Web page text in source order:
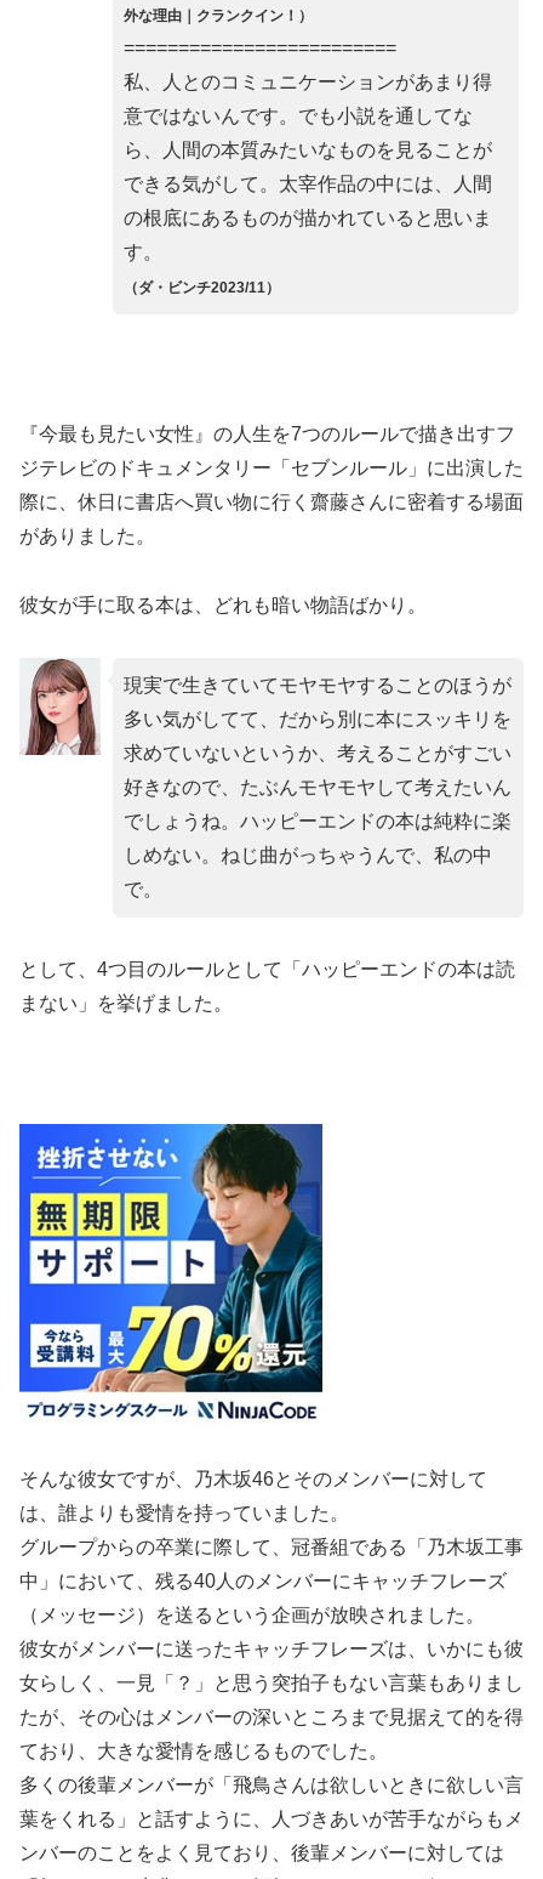
外な理由｜クランクイン！）
=========================
私、人とのコミュニケーションがあまり得
意ではないんです。でも小説を通してな
ら、人間の本質みたいなものを見ることが
できる気がして。太宰作品の中には、人間
の根底にあるものが描かれていると思いま
す。
（ダ・ビンチ2023/11）
『今最も見たい女性』の人生を7つのルールで描き出すフ
ジテレビのドキュメンタリー「セブンルール」に出演した
際に、休日に書店へ買い物に行く齋藤さんに密着する場面
がありました。
彼女が手に取る本は、どれも暗い物語ばかり。
現実で生きていてモヤモヤすることのほうが
多い気がしてて、だから別に本にスッキリを
求めていないというか、考えることがすごい
好きなので、たぶんモヤモヤして考えたいん
でしょうね。ハッピーエンドの本は純粋に楽
しめない。ねじ曲がっちゃうんで、私の中
で。
として、4つ目のルールとして「ハッピーエンドの本は読
まない」を挙げました。
そんな彼女ですが、乃木坂46とそのメンバーに対して
は、誰よりも愛情を持っていました。
グループからの卒業に際して、冠番組である「乃木坂工事
中」において、残る40人のメンバーにキャッチフレーズ
（メッセージ）を送るという企画が放映されました。
彼女がメンバーに送ったキャッチフレーズは、いかにも彼
女らしく、一見「？」と思う突拍子もない言葉もありまし
たが、その心はメンバーの深いところまで見据えて的を得
ており、大きな愛情を感じるものでした。
多くの後輩メンバーが「飛鳥さんは欲しいときに欲しい言
葉をくれる」と話すように、人づきあいが苦手ながらもメ
ンバーのことをよく見ており、後輩メンバーに対しては